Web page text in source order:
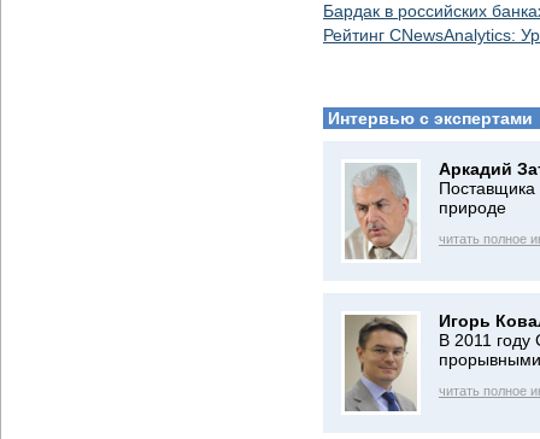
Бардак в российских
Рейтинг CNewsAnalytics:
Интервью с экспертами
Аркадий
Поставщика
природе
читать полное
Игорь
В 2011 году
читать полное